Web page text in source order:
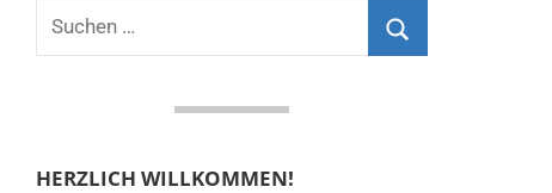
Suchen
HERZLICH WILLKOMMEN!